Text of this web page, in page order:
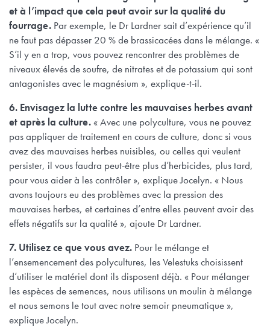
et à l’impact que cela peut avoir sur la qualité du
fourrage. Par exemple, le Dr Lardner sait d’expérience qu’il
ne faut pas dépasser 20 % de brassicacées dans le mélange. «
S’il y en a trop, vous pouvez rencontrer des problèmes de
niveaux élevés de soufre, de nitrates et de potassium qui sont
antagonistes avec le magnésium », explique-t-il.
6. Envisagez la lutte contre les mauvaises herbes avant
et après la culture.« Avec une polyculture, vous ne pouvez
pas appliquer de traitement en cours de culture, donc si vous
avez des mauvaises herbes nuisibles, ou celles qui veulent
persister, il vous faudra peut-être plus d’herbicides, plus tard,
pour vous aider à les contrôler », explique Jocelyn. « Nous
avons toujours eu des problèmes avec la pression des
mauvaises herbes, et certaines d’entre elles peuvent avoir des
effets négatifs sur la qualité », ajoute Dr Lardner.
7. Utilisez ce que vous avez. Pour le mélange et
l’ensemencement des polycultures, les Velestuks choisissent
d’utiliser le matériel dont ils disposent déjà. « Pour mélanger
les espèces de semences, nous utilisons un moulin à mélange
et nous semons le tout avec notre semoir pneumatique »,
explique Jocelyn.